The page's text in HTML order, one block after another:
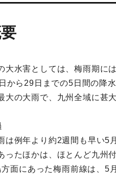
大水害としては、梅雨期に
から29日までの5日間の降
大の大雨で、九州全域に甚
は例年より約2週間も早い5
ったほかは、ほとんど九州
面にあった梅雨前線は、5